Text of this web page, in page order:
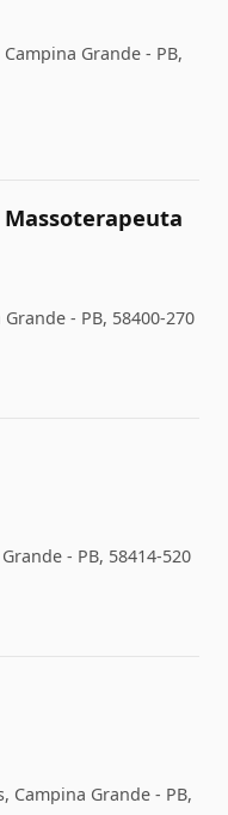
Grande - PB,
- PB, 58400-270
- PB, 58414-520
Campina Grande - PB,